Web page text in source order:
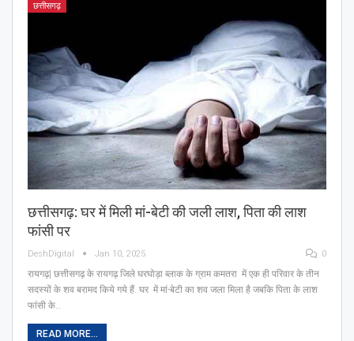
छत्तीसगढ़
छत्तीसगढ़: घर में मिली मां-बेटी की जली लाश, पिता की लाश
फांसी पर
DeshDigital Jan 10, 2025 0
रायगढ़| छत्तीसगढ़ के रायगढ़ जिले घरघोड़ा ब्लाक के ग्राम कमतरा में एक ही परिवार के तीन
सदस्यों के शव बरामद किये गये हैं. घर में मां-बेटी का शव जला मिला है जबकि पिता के लाश
फांसी के…
READ MORE...